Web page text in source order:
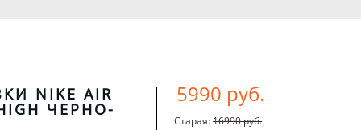
NIKE AIR
ЧЕРНО-
5990 руб.
Старая:16990 руб.